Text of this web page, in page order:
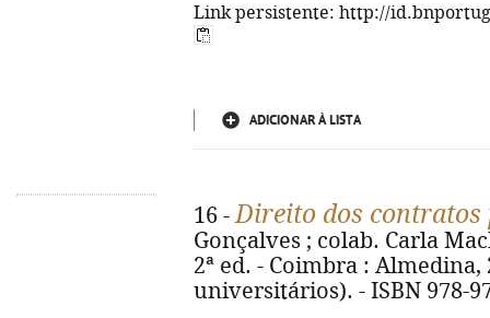
Link persistente: http://
ADICIONAR À LISTA
16 -Direito dos contratos
Gonçalves ; colab. Carla
2ª ed. - Coimbra :
universitários). - ISBN 978-